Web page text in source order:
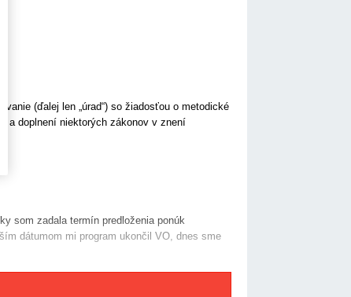
(ďalej len „úrad“) so žiadosťou o metodické
a doplnení niektorých zákonov v znení
som zadala termín predloženia ponúk
dátumom mi program ukončil VO, dnes sme